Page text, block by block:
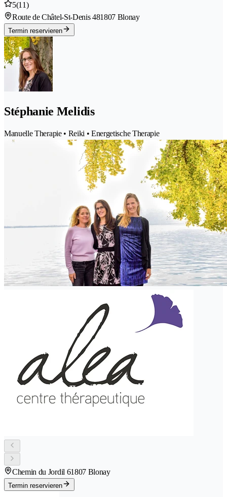
5(11)
Route de Châtel-St-Denis 481807 Blonay
Termin reservieren
Stéphanie Melidis
Manuelle Therapie • Reiki • Energetische Therapie
Chemin du Jordil 61807 Blonay
Termin reservieren